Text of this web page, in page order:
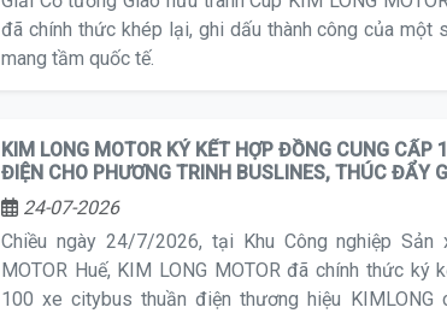
Giải Cờ tướng Giao hữu tranh Cúp KIM LONG
đã chính thức khép lại, ghi dấu thành công của một
mang tầm quốc tế.
KIM LONG MOTOR KÝ KẾT HỢP ĐỒNG CUNG CẤP
ĐIỆN CHO PHƯƠNG TRINH BUSLINES, THÚC ĐẨY
24-07-2026
Chiều ngày 24/7/2026, tại Khu Công nghiệp
MOTOR Huế, KIM LONG MOTOR đã chính thức ký
100 xe citybus thuần điện thương hiệu KIMLONG